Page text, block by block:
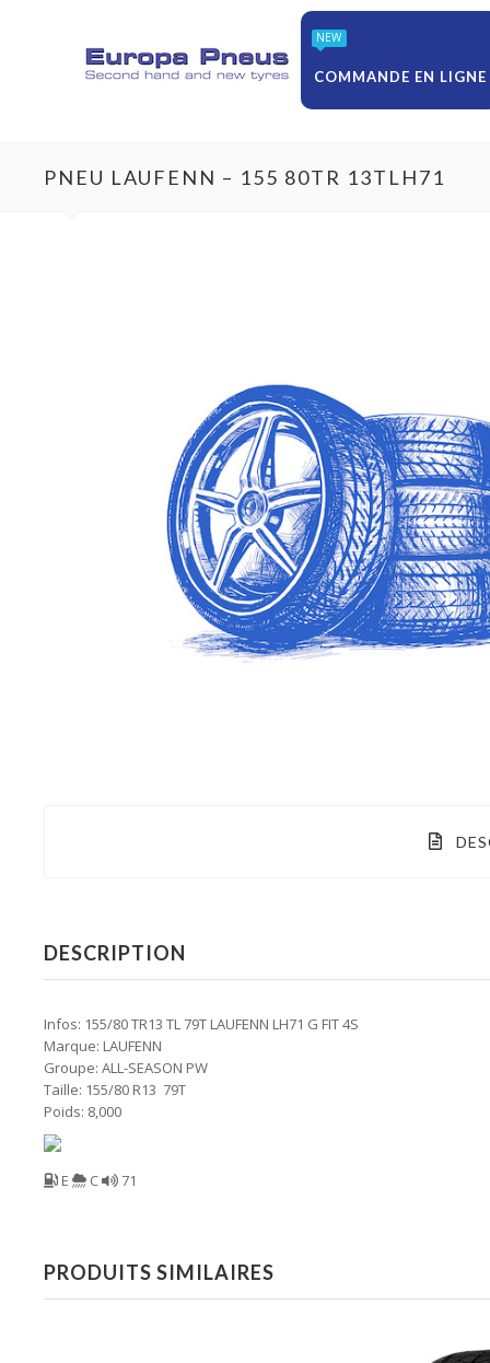
NEW
COMMANDE EN LIGNE
PNEU LAUFENN – 155 80TR 13TLH71
DESCRIPTION
Infos: 155/80 TR13 TL 79T LAUFENN LH71 G FIT 4S
Marque: LAUFENN
Groupe: ALL-SEASON PW
Taille: 155/80 R13 79T
Poids: 8,000
E C 71
PRODUITS SIMILAIRES